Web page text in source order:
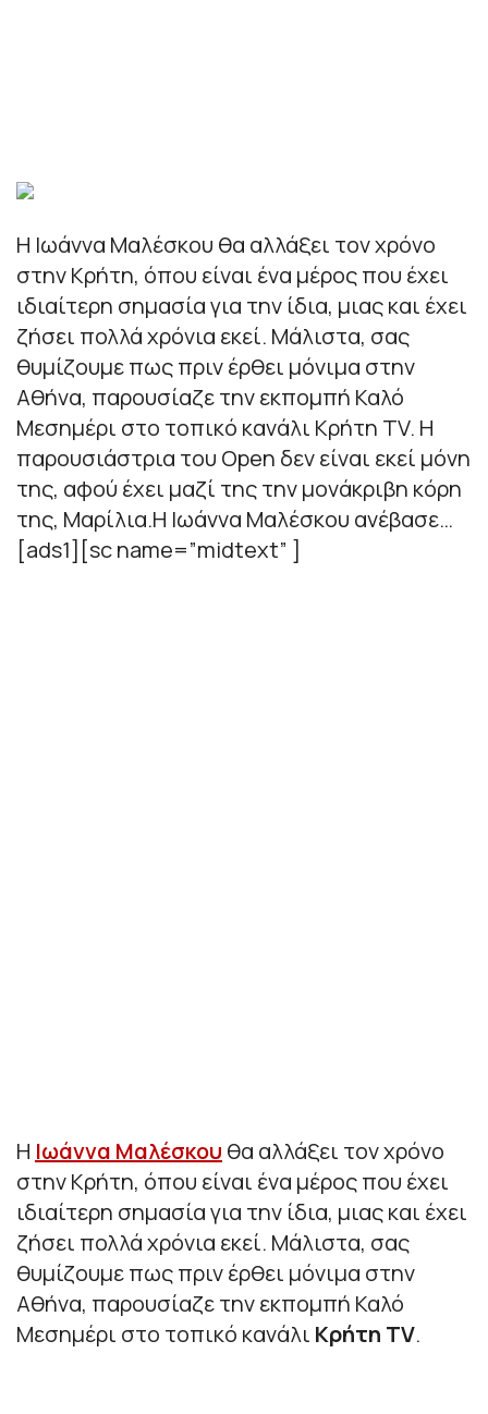
Η Ιωάννα Μαλέσκου θα αλλάξει τον χρόνο
στην Κρήτη, όπου είναι ένα μέρος που έχει
ιδιαίτερη σημασία για την ίδια, μιας και έχει
ζήσει πολλά χρόνια εκεί. Μάλιστα, σας
θυμίζουμε πως πριν έρθει μόνιμα στην
Αθήνα, παρουσίαζε την εκπομπή Καλό
Μεσημέρι στο τοπικό κανάλι Κρήτη TV. Η
παρουσιάστρια του Open δεν είναι εκεί μόνη
της, αφού έχει μαζί της την μονάκριβη κόρη
της, Μαρίλια.Η Ιωάννα Μαλέσκου ανέβασε…
[ads1][sc name=”midtext” ]
Η Ιωάννα Μαλέσκου θα αλλάξει τον χρόνο
στην Κρήτη, όπου είναι ένα μέρος που έχει
ιδιαίτερη σημασία για την ίδια, μιας και έχει
ζήσει πολλά χρόνια εκεί. Μάλιστα, σας
θυμίζουμε πως πριν έρθει μόνιμα στην
Αθήνα, παρουσίαζε την εκπομπή Καλό
Μεσημέρι στο τοπικό κανάλι Κρήτη TV.